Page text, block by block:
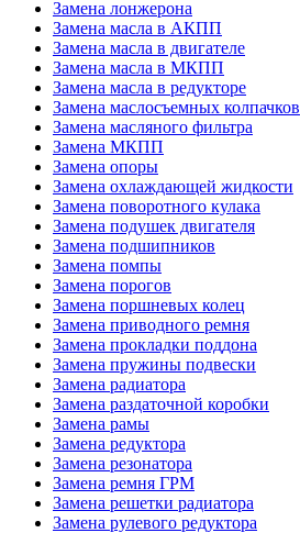
Замена лонжерона
Замена масла в АКПП
Замена масла в двигателе
Замена масла в МКПП
Замена масла в редукторе
Замена маслосъемных колпачков
Замена масляного фильтра
Замена МКПП
Замена опоры
Замена охлаждающей жидкости
Замена поворотного кулака
Замена подушек двигателя
Замена подшипников
Замена помпы
Замена порогов
Замена поршневых колец
Замена приводного ремня
Замена прокладки поддона
Замена пружины подвески
Замена радиатора
Замена раздаточной коробки
Замена рамы
Замена редуктора
Замена резонатора
Замена ремня ГРМ
Замена решетки радиатора
Замена рулевого редуктора